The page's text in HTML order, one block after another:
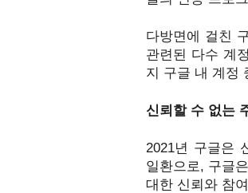
다방면에 걸친
관련된 다수 계
지 구글 내 계정
신뢰할 수 없는
2021년 구글은
일환으로, 구글
대한 신뢰와 참